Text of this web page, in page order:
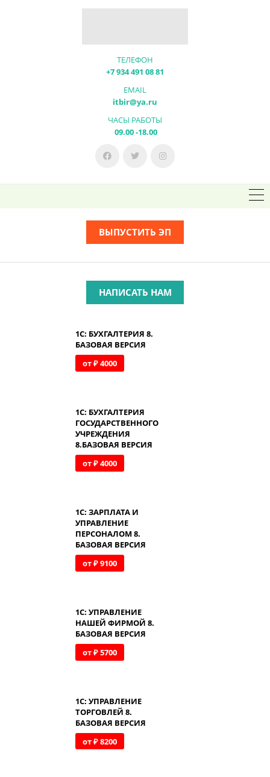
ТЕЛЕФОН
+7 934 491 08 81
EMAIL
itbir@ya.ru
ЧАСЫ РАБОТЫ
09.00 -18.00
ВЫПУСТИТЬ ЭП
НАПИСАТЬ НАМ
1С: БУХГАЛТЕРИЯ 8.
БАЗОВАЯ ВЕРСИЯ
от ₽ 4000
1С: БУХГАЛТЕРИЯ
ГОСУДАРСТВЕННОГО
УЧРЕЖДЕНИЯ
8.БАЗОВАЯ ВЕРСИЯ
от ₽ 4000
1С: ЗАРПЛАТА И
УПРАВЛЕНИЕ
ПЕРСОНАЛОМ 8.
БАЗОВАЯ ВЕРСИЯ
от ₽ 9100
1С: УПРАВЛЕНИЕ
НАШЕЙ ФИРМОЙ 8.
БАЗОВАЯ ВЕРСИЯ
от ₽ 5700
1С: УПРАВЛЕНИЕ
ТОРГОВЛЕЙ 8.
БАЗОВАЯ ВЕРСИЯ
от ₽ 8200